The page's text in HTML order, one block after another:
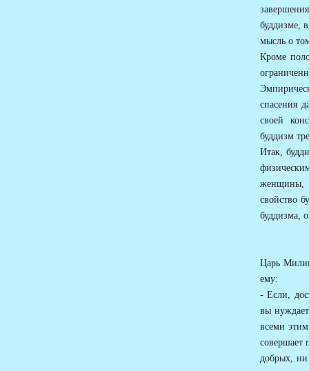
буддизме,
мысль о
Кроме
спасения
своей
буддизм
Итак,
женщины,
свойство
буддизма,
Царь
ему:
- Если,
вы
всеми
совершает
добрых, ни